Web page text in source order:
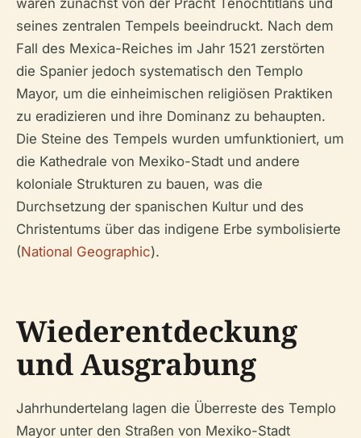
waren zunächst von der Pracht Tenochtitláns und
seines zentralen Tempels beeindruckt. Nach dem
Fall des Mexica-Reiches im Jahr 1521 zerstörten
die Spanier jedoch systematisch den Templo
Mayor, um die einheimischen religiösen Praktiken
zu eradizieren und ihre Dominanz zu behaupten.
Die Steine des Tempels wurden umfunktioniert, um
die Kathedrale von Mexiko-Stadt und andere
koloniale Strukturen zu bauen, was die
Durchsetzung der spanischen Kultur und des
Christentums über das indigene Erbe symbolisierte
(National Geographic).
Wiederentdeckung
und Ausgrabung
Jahrhundertelang lagen die Überreste des Templo
Mayor unter den Straßen von Mexiko-Stadt